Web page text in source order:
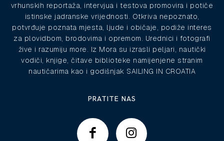
vrhunskih reportaža, intervjua i testova promovira i potiče
istinske jadranske vrijednosti. Otkriva nepoznato,
potvrđuje poznata mjesta, ljude i običaje, podiže interes
za plovidbom, brodovima i opremom. Urednici i fotografi
žive i razumiju more. Iz Mora su izrasli peljari, nautički
vodiči, knjige, čitave biblioteke namijenjene stranim
nautičarima kao i godišnjak SAILING IN CROATIA
PRATITE NAS